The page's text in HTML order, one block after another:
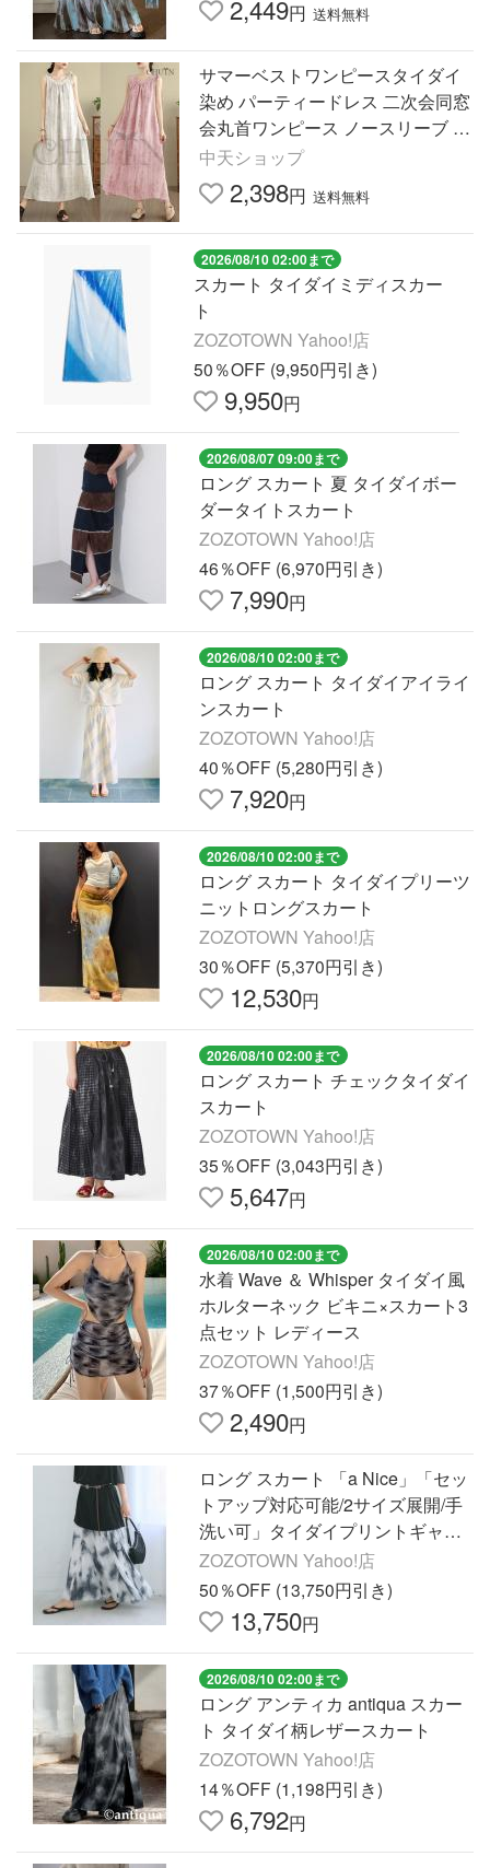
2,449円 送料無料
サマーベストワンピースタイダイ
染め パーティードレス 二次会同窓
会丸首ワンピース ノースリーブ 夏
秋 コーデ カジュアルジャンパース
カート 綿麻ワンピース
中天ショップ
2,398円 送料無料
2026/08/10 02:00まで
スカート タイダイミディスカー
ト
ZOZOTOWN Yahoo!店
50％OFF (9,950円引き)
9,950円
2026/08/07 09:00まで
ロング スカート 夏 タイダイボー
ダータイトスカート
ZOZOTOWN Yahoo!店
46％OFF (6,970円引き)
7,990円
2026/08/10 02:00まで
ロング スカート タイダイアイライ
ンスカート
ZOZOTOWN Yahoo!店
40％OFF (5,280円引き)
7,920円
2026/08/10 02:00まで
ロング スカート タイダイプリーツ
ニットロングスカート
ZOZOTOWN Yahoo!店
30％OFF (5,370円引き)
12,530円
2026/08/10 02:00まで
ロング スカート チェックタイダイ
スカート
ZOZOTOWN Yahoo!店
35％OFF (3,043円引き)
5,647円
2026/08/10 02:00まで
水着 Wave ＆ Whisper タイダイ風
ホルターネック ビキニ×スカート3
点セット レディース
ZOZOTOWN Yahoo!店
37％OFF (1,500円引き)
2,490円
ロング スカート 「a Nice」「セッ
トアップ対応可能/2サイズ展開/手
洗い可」タイダイプリントギャザ
ースカート
ZOZOTOWN Yahoo!店
50％OFF (13,750円引き)
13,750円
2026/08/10 02:00まで
ロング アンティカ antiqua スカー
ト タイダイ柄レザースカート
ZOZOTOWN Yahoo!店
14％OFF (1,198円引き)
6,792円